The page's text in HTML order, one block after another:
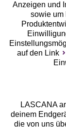
Unsere
Anzeigen und
sowie um
auf den Link
LASCANA
deinem
die von uns